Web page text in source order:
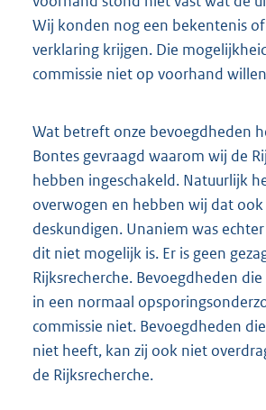
Wij konden nog een bekentenis
verklaring krijgen. Die
commissie niet op voorhand
Wat betreft onze bevoegdheden
Bontes gevraagd waarom wij de
hebben ingeschakeld. Natuurlijk
overwogen en hebben wij dat
deskundigen. Unaniem was
dit niet mogelijk is. Er is geen
Rijksrecherche. Bevoegdheden
in een normaal
commissie niet. Bevoegdheden
niet heeft, kan zij ook niet
de Rijksrecherche.